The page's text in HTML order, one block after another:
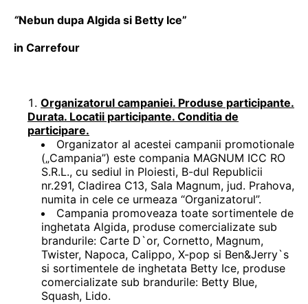
“Nebun dupa Algida si Betty Ice”
in Carrefour
Organizatorul campaniei. Produse participante.
Durata. Locatii participante. Conditia de
participare.
Organizator al acestei campanii promotionale
(„Campania”) este compania MAGNUM ICC RO
S.R.L., cu sediul in Ploiesti, B-dul Republicii
nr.291, Cladirea C13, Sala Magnum, jud. Prahova,
numita in cele ce urmeaza “Organizatorul”.
Campania promoveaza toate sortimentele de
inghetata Algida, produse comercializate sub
brandurile: Carte D`or, Cornetto, Magnum,
Twister, Napoca, Calippo, X-pop si Ben&Jerry`s
si sortimentele de inghetata Betty Ice, produse
comercializate sub brandurile: Betty Blue,
Squash, Lido.